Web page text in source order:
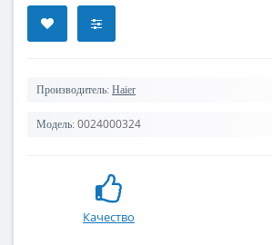
Производитель: Haier
Модель: 0024000324
Качество